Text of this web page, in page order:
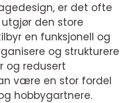
er det ofte
den store
en funksjonell og
og strukturere
og redusert
være en stor fordel
hobbygartnere.